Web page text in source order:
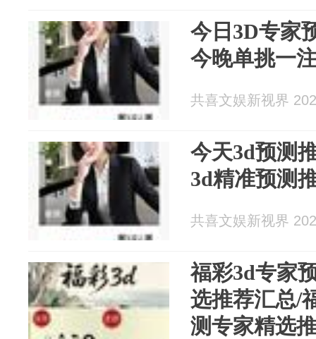
今日3D专家
今晚单挑一
共喜文娱新视界
今天3d预测
3d精准预测
共喜文娱新视界
福彩3d专家
选推荐汇总/
测专家精选